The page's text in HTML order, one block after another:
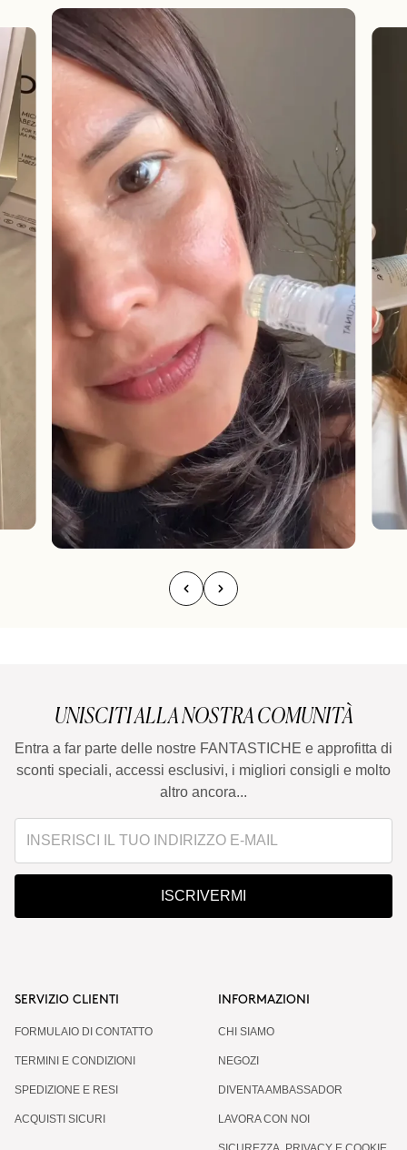
UNISCITI ALLA NOSTRA COMUNITÀ
Entra a far parte delle nostre FANTASTICHE e approfitta di
sconti speciali, accessi esclusivi, i migliori consigli e molto
altro ancora...
ISCRIVERMI
SERVIZIO CLIENTI
FORMULAIO DI CONTATTO
TERMINI E CONDIZIONI
SPEDIZIONE E RESI
ACQUISTI SICURI
INFORMAZIONI
CHI SIAMO
NEGOZI
DIVENTA AMBASSADOR
LAVORA CON NOI